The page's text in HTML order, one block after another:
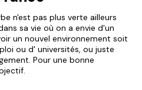
n'est pas plus verte ailleurs
sa vie où on a envie d'un
un nouvel environnement soit
ou d' universités, ou juste
Pour une bonne